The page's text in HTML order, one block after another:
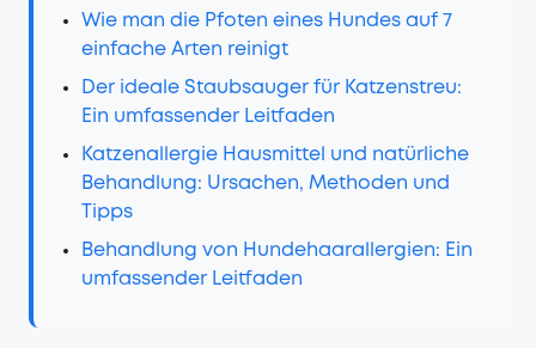
Wie man die Pfoten eines Hundes auf 7
einfache Arten reinigt
Der ideale Staubsauger für Katzenstreu:
Ein umfassender Leitfaden
Katzenallergie Hausmittel und natürliche
Behandlung: Ursachen, Methoden und
Tipps
Behandlung von Hundehaarallergien: Ein
umfassender Leitfaden